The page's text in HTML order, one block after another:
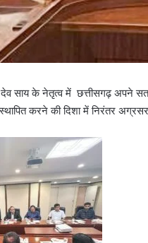
देव साय के नेतृत्व में छत्तीसगढ़ अपने
करने की दिशा में निरंतर